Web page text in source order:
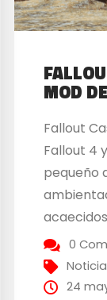
MOD
Fallout
Fallout 4
pequeño
visita a
y cargado
mapa es
0
24